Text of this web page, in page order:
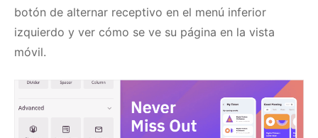
botón de alternar receptivo en el menú inferior
izquierdo y ver cómo se ve su página en la vista
móvil.